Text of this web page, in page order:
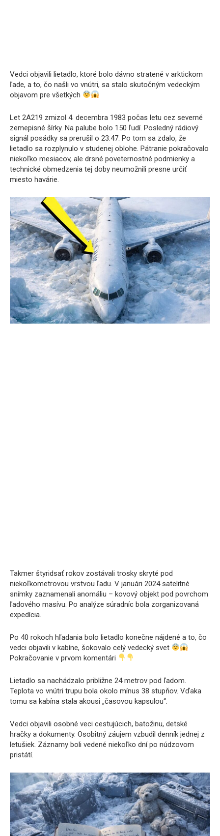
Vedci objavili lietadlo, ktoré bolo dávno stratené v arktickom
ľade, a to, čo našli vo vnútri, sa stalo skutočným vedeckým
objavom pre všetkých
Let 2A219 zmizol 4. decembra 1983 počas letu cez severné
zemepisné šírky. Na palube bolo 150 ľudí. Posledný rádiový
signál posádky sa prerušil o 23:47. Po tom sa zdalo, že
lietadlo sa rozplynulo v studenej oblohe. Pátranie pokračovalo
niekoľko mesiacov, ale drsné poveternostné podmienky a
technické obmedzenia tej doby neumožnili presne určiť
miesto havárie.
Takmer štyridsať rokov zostávali trosky skryté pod
niekoľkometrovou vrstvou ľadu. V januári 2024 satelitné
snímky zaznamenali anomáliu – kovový objekt pod povrchom
ľadového masívu. Po analýze súradníc bola zorganizovaná
expedícia.
Po 40 rokoch hľadania bolo lietadlo konečne nájdené a to, čo
vedci objavili v kabíne, šokovalo celý vedecký svet
Pokračovanie v prvom komentári
Lietadlo sa nachádzalo približne 24 metrov pod ľadom.
Teplota vo vnútri trupu bola okolo mínus 38 stupňov. Vďaka
tomu sa kabína stala akousi „časovou kapsulou“.
Vedci objavili osobné veci cestujúcich, batožinu, detské
hračky a dokumenty. Osobitný záujem vzbudil denník jednej z
letušiek. Záznamy boli vedené niekoľko dní po núdzovom
pristátí.